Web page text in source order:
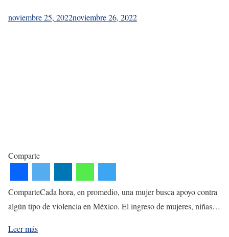
noviembre 25, 2022noviembre 26, 2022
Comparte
ComparteCada hora, en promedio, una mujer busca apoyo contra
algún tipo de violencia en México. El ingreso de mujeres, niñas…
Leer más